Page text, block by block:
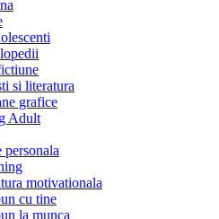
si literatura
grafice
Adult
motivationala
cu tine
la munca